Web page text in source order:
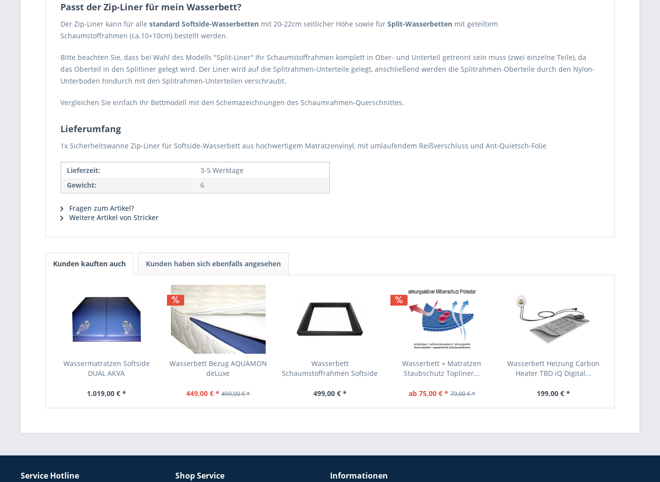
Passt der Zip-Liner für mein Wasserbett?
Der Zip-Liner kann für alle standard Softside-Wasserbetten mit 20-22cm seitlicher Höhe sowie für Split-Wasserbetten mit geteiltem
Schaumstoffrahmen (ca.10+10cm) bestellt werden.
Bitte beachten Sie, dass bei Wahl des Modells "Split-Liner" Ihr Schaumstoffrahmen komplett in Ober- und Unterteil getrennt sein muss (zwei einzelne Teile), da
das Oberteil in den Splitliner gelegt wird. Der Liner wird auf die Splitrahmen-Unterteile gelegt, anschließend werden die Splitrahmen-Oberteile durch den Nylon-
Unterboden hindurch mit den Splitrahmen-Unterteilen verschraubt.
Vergleichen Sie einfach Ihr Bettmodell mit den Schemazeichnungen des Schaumrahmen-Querschnittes.
Lieferumfang
1x Sicherheitswanne Zip-Liner für Softside-Wasserbett aus hochwertigem Matratzenvinyl, mit umlaufendem Reißverschluss und Ant-Quietsch-Folie
Lieferzeit:
3-5 Werktage
Gewicht:
6
Fragen zum Artikel?
Weitere Artikel von Stricker
Kunden kauften auch Kunden haben sich ebenfalls angesehen
Wassermatratzen Softside
DUAL AKVA
1.019,00 € *
Wasserbett Bezug AQUAMON
deLuxe
449,00 € * 499,00 € *
Wasserbett
Schaumstoffrahmen Softside
499,00 € *
Wasserbett + Matratzen
Staubschutz Topliner...
ab 75,00 € * 79,00 € *
Wasserbett Heizung Carbon
Heater TBD iQ Digital...
199,00 € *
Service Hotline Shop Service Informationen